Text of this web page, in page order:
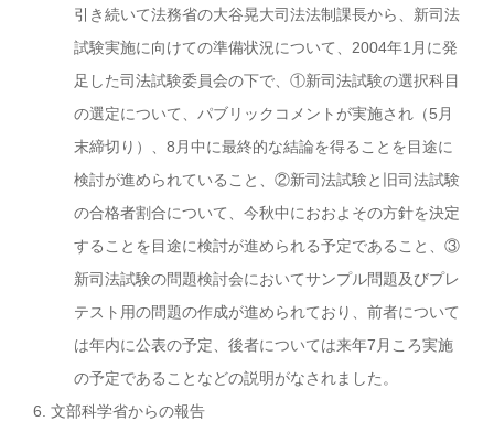
引き続いて法務省の大谷晃大司法法制課長から、新司法
試験実施に向けての準備状況について、2004年1月に発
足した司法試験委員会の下で、①新司法試験の選択科目
の選定について、パブリックコメントが実施され（5月
末締切り）、8月中に最終的な結論を得ることを目途に
検討が進められていること、②新司法試験と旧司法試験
の合格者割合について、今秋中におおよその方針を決定
することを目途に検討が進められる予定であること、③
新司法試験の問題検討会においてサンプル問題及びプレ
テスト用の問題の作成が進められており、前者について
は年内に公表の予定、後者については来年7月ころ実施
の予定であることなどの説明がなされました。
文部科学省からの報告